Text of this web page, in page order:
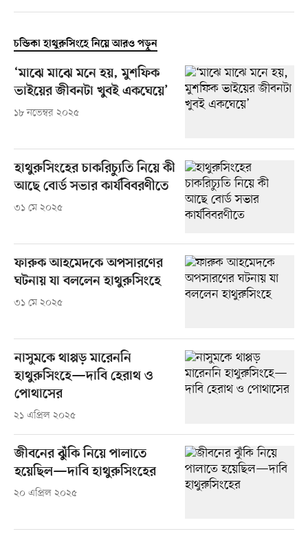
চন্ডিকা হাথুরুসিংহে নিয়ে আরও পড়ুন
‘মাঝে মাঝে মনে হয়, মুশফিক
ভাইয়ের জীবনটা খুবই একঘেয়ে’
১৮ নভেম্বর ২০২৫
হাথুরুসিংহের চাকরিচ্যুতি নিয়ে কী
আছে বোর্ড সভার কার্যবিবরণীতে
৩১ মে ২০২৫
ফারুক আহমেদকে অপসারণের
ঘটনায় যা বললেন হাথুরুসিংহে
৩১ মে ২০২৫
নাসুমকে থাপ্পড় মারেননি
হাথুরুসিংহে—দাবি হেরাথ ও
পোথাসের
২১ এপ্রিল ২০২৫
জীবনের ঝুঁকি নিয়ে পালাতে
হয়েছিল—দাবি হাথুরুসিংহের
২০ এপ্রিল ২০২৫